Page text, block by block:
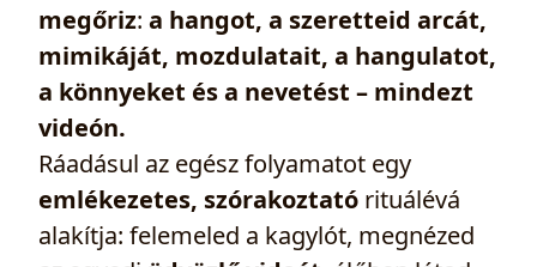
megőriz: a hangot, a szeretteid arcát,
mimikáját, mozdulatait, a hangulatot,
a könnyeket és a nevetést – mindezt
videón.
Ráadásul az egész folyamatot egy
emlékezetes, szórakoztató rituálévá
alakítja: felemeled a kagylót, megnézed